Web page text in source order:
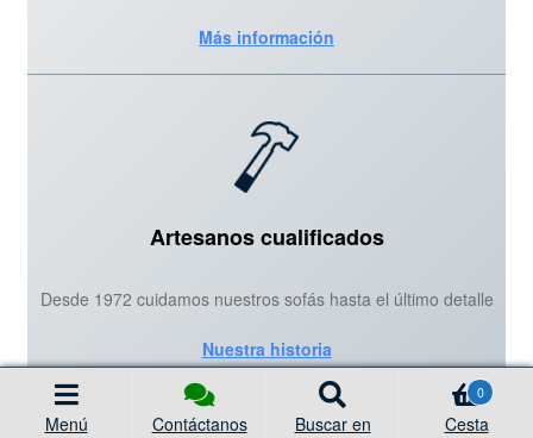
Más información
Artesanos cualificados
Desde 1972 cuidamos nuestros sofás hasta el último detalle
Nuestra historia
Menú Contáctanos Buscar en
Búsqueda
productos Cesta
0